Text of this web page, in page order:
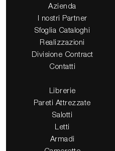
Azienda
I nostri Partner
Sfoglia Cataloghi
Realizzazioni
Divisione Contract
Contatti
Librerie
Pareti Attrezzate
Salotti
Letti
Armadi